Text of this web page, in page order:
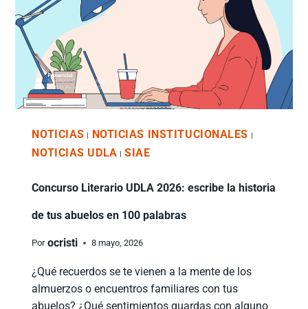
NOTICIAS | NOTICIAS INSTITUCIONALES |
NOTICIAS UDLA |SIAE
Concurso Literario UDLA 2026: escribe la historia
de tus abuelos en 100 palabras
Por ocristi 8 mayo, 2026
¿Qué recuerdos se te vienen a la mente de los
almuerzos o encuentros familiares con tus
abuelos? ¿Qué sentimientos guardas con alguno